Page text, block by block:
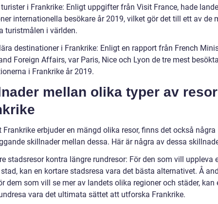
i Frankrike: Enligt uppgifter från Visit France, hade
internationella besökare år 2019, vilket gör det till ett av de
turistmålen i världen.
destinationer i Frankrike: Enligt en rapport från French
Foreign Affairs, var Paris, Nice och Lyon de tre mest
i Frankrike år 2019.
mellan olika typer av
Frankrike erbjuder en mängd olika resor, finns det också några
skillnader mellan dessa. Här är några av dessa
stadsresor kontra längre rundresor: För den som vill uppleva
kan en kortare stadsresa vara det bästa alternativet. Å
dem som vill se mer av landets olika regioner och städer, kan
vara det ultimata sättet att utforska Frankrike.